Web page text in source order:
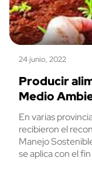
24 junio, 2022
Producir
Medio
En varias
recibieron el
Manejo
se aplica con el